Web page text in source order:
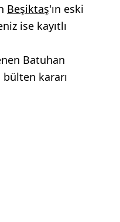
Beşiktaş'ın eski
ise kayıtlı
Batuhan
bülten kararı